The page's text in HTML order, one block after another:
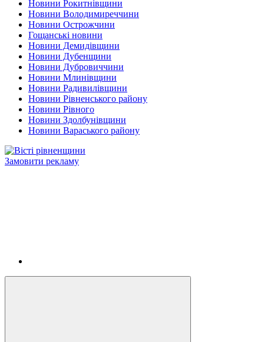
Новини Рокитнівщини
Новини Володимиреччини
Новини Острожчини
Гощанські новини
Новини Демидівщини
Новини Дубенщини
Новини Дубровиччини
Новини Млинівщини
Новини Радивилівщини
Новини Рівненського району
Новини Рівного
Новини Здолбунівщини
Новини Вараського району
Замовити рекламу